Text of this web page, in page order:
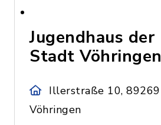
Jugendhaus der
Stadt Vöhringen
Illerstraße 10, 89269
Vöhringen